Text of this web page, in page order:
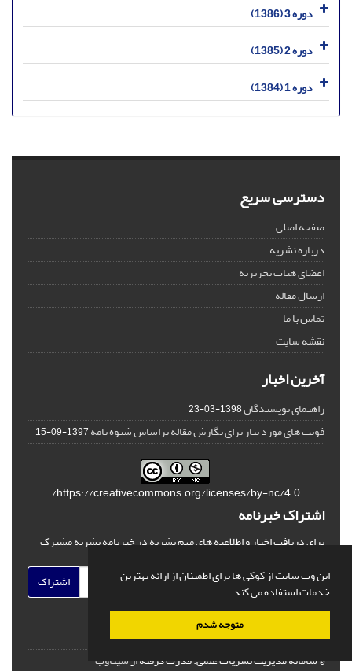
این وب سایت از کوکی ها برای اطمینان از ارائه بهترین
خدمات استفاده می کند.
متوجه شدم
دوره 3 (1386)
دوره 2 (1385)
دوره 1 (1384)
دسترسی سریع
صفحه اصلی
درباره نشریه
اعضای هیات تحریریه
ارسال مقاله
تماس با ما
نقشه سایت
آخرین اخبار
راهنمای نویسندگان1398-03-23
فونت های مورد نیاز برای نگارش مقاله براساس شیوه نامه1397-09-15
https://creativecommons.org/licenses/by-nc/4.0/
اشتراک خبرنامه
برای دریافت اخبار و اطلاعیه های مهم نشریه در خبرنامه نشریه مشترک
اشتراک
© سامانه مدیریت نشریات علمی.قدرت گرفته ازسیناوب